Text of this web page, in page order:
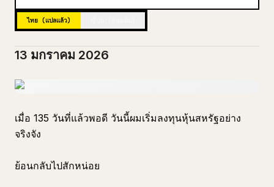
ไทย (แปลแล้ว)
13 มกราคม 2026
เมื่อ 135 วันที่แล้วพอดี วันนี้ผมเริ่มลงทุนหุ้นสหรัฐอย่าง
จริงจัง
ย้อนกลับไปสักหน่อย